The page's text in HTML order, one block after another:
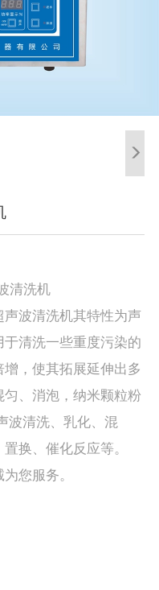
清洗机
声波清洗机其特性为声
清洗一些重度污染的
，使其拓展延伸出多
、消泡，纳米颗粒粉
波清洗、乳化、混
换、催化反应等。
您服务。